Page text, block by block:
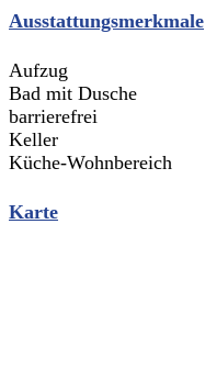
Ausstattungsmerkmale
Aufzug
Bad mit Dusche
barrierefrei
Keller
Küche-Wohnbereich
Karte